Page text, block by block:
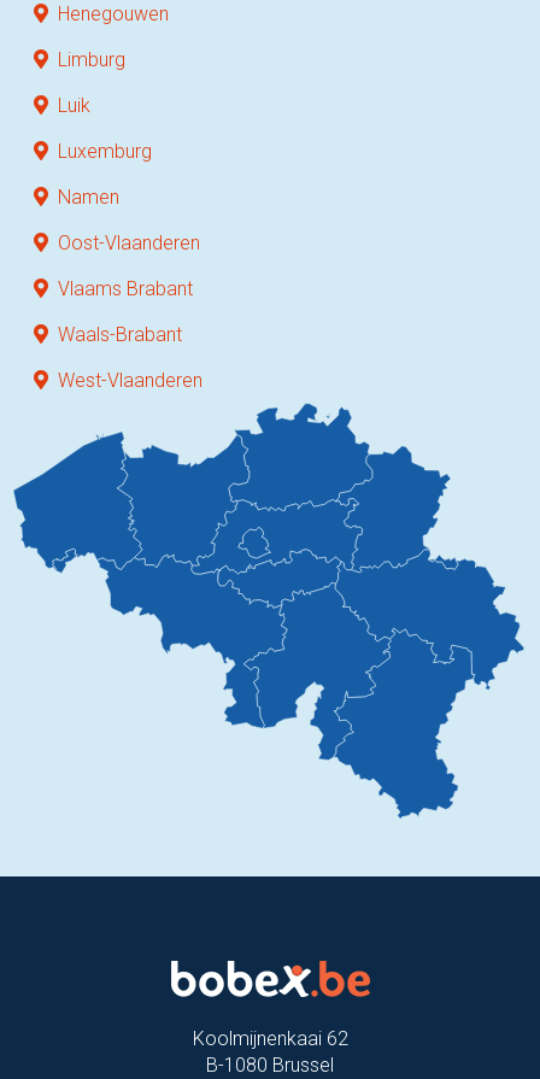
Henegouwen
Limburg
Luik
Luxemburg
Namen
Oost-Vlaanderen
Vlaams Brabant
Waals-Brabant
West-Vlaanderen
Koolmijnenkaai 62
B-1080 Brussel